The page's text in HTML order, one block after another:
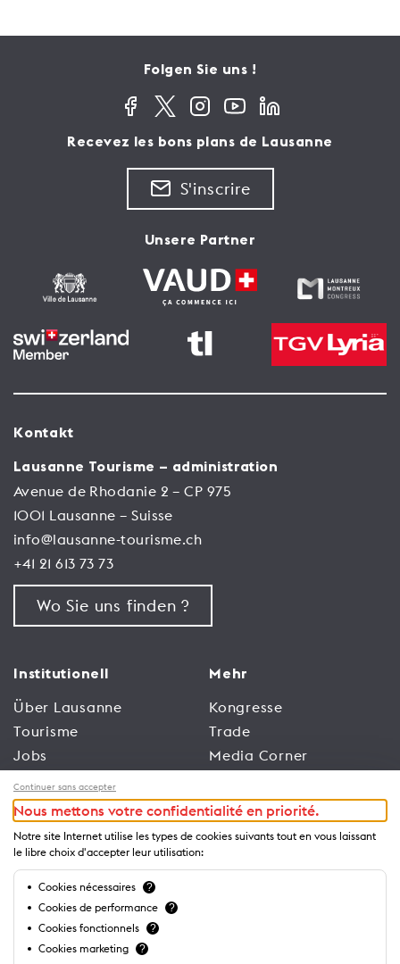
Folgen Sie uns !
Recevez les bons plans de Lausanne
S'inscrire
Unsere Partner
Kontakt
Lausanne Tourisme – administration
Avenue de Rhodanie 2 – CP 975
1001 Lausanne – Suisse
info@lausanne-tourisme.ch
+41 21 613 73 73
Wo Sie uns finden ?
Institutionell
Über Lausanne
Tourisme
Jobs
Nutzungsbedingungen
der Website
Datenschutzrichtlinien
Mehr
Kongresse
Trade
Media Corner
Leitfäden
Business
Continuer sans accepter
Nous mettons votre confidentialité en priorité.
Notre site Internet utilise les types de cookies suivants tout en vous laissant
le libre choix d'accepter leur utilisation:
Cookies nécessaires ?
Cookies de performance ?
Cookies fonctionnels ?
Cookies marketing ?